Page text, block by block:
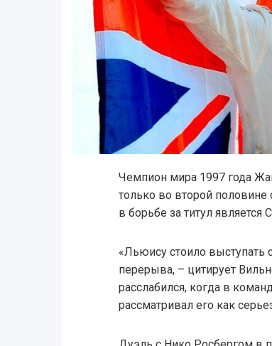
Чемпион мира 1997 года
только во второй половине
в борьбе за титул является
«Льюису стоило выступать
перерыва, – цитирует
расслабился, когда в
рассматривал его как